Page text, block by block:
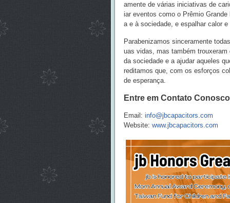
amente de várias iniciativas de
iar eventos como o Prêmio
a e à sociedade, e espalhar calor
Parabenizamos sinceramente
uas vidas, mas também trouxeram
da sociedade e a ajudar aqueles
reditamos que, com os esforços
de esperança.
Entre em Contato Conosco
Email: info@jbcapacitors.com
Website: www.jbcapacitors.com